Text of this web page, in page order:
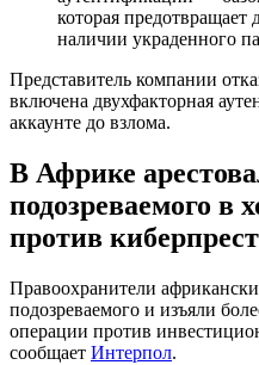
которая предотвращает
наличии украденного
Представитель компании
включена двухфакторная
аккаунте до взлома.
В Африке
подозреваемого в
против
Правоохранители
подозреваемого и изъяли
операции против
сообщает Интерпол.